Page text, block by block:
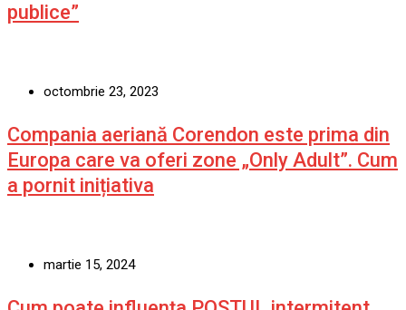
publice”
octombrie 23, 2023
Compania aeriană Corendon este prima din
Europa care va oferi zone „Only Adult”. Cum
a pornit inițiativa
martie 15, 2024